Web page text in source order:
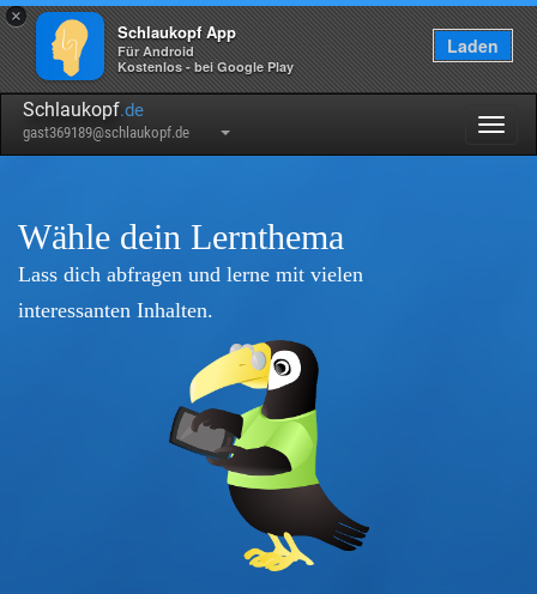
×
Schlaukopf App
Für Android
Kostenlos - bei Google Play
Laden
Schlaukopf.de
gast369189@schlaukopf.de
Wähle dein Lernthema
Lass dich abfragen und lerne mit vielen
interessanten Inhalten.